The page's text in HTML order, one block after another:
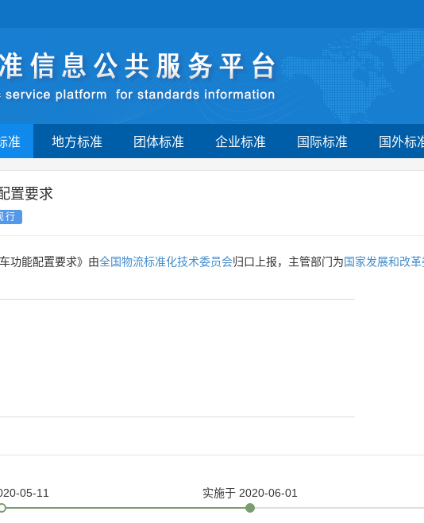
准 地方标准 团体标准 企业标准 国际标准 国外标
置要求
行
功能配置要求》由全国物流标准化技术委员会归口上报，主管部门为国家发展和改
05-11 实施于 2020-06-01